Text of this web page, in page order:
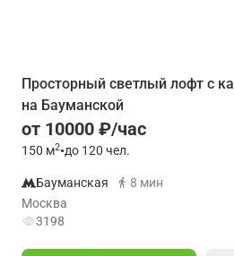
Просторный светлый лофт с
на Бауманской
от 10000 ₽/час
150 м2•до 120 чел.
Бауманская
8 мин
Москва
3198